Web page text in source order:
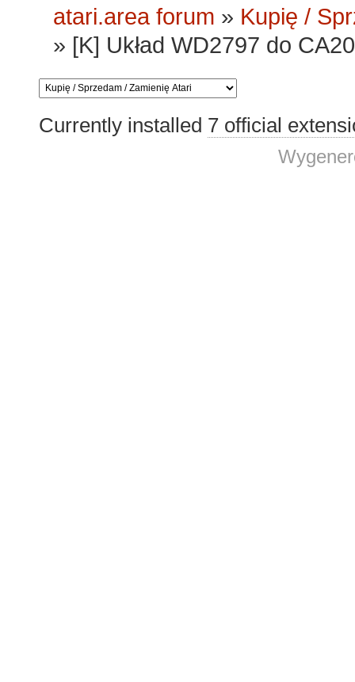
atari.area forum » Kupię /
» [K] Układ WD2797 do
Currently installed 7 official